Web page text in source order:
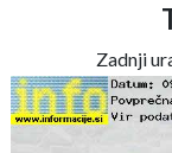
Zadnji